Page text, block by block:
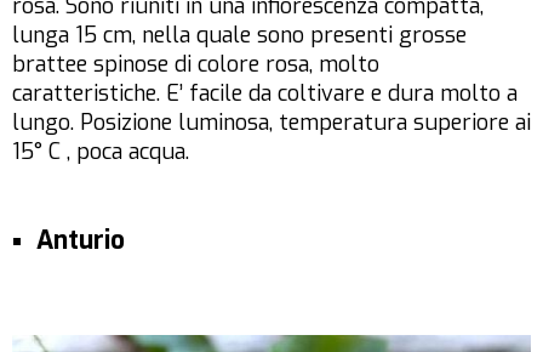
rosa. Sono riuniti in una infiorescenza compatta,
lunga 15 cm, nella quale sono presenti grosse
brattee spinose di colore rosa, molto
caratteristiche. E’ facile da coltivare e dura molto a
lungo. Posizione luminosa, temperatura superiore ai
15° C , poca acqua.
Anturio